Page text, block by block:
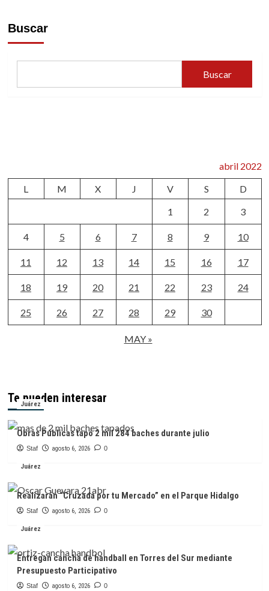
Buscar
Buscar
abril 2022
L
M X J V S
D
1
2 3
4 5 6 7 8 9 10
11 12 13 14 15 16 17
18 19 20 21 22 23 24
25 26 27 28 29 30
MAY »
Te pueden interesar
Juárez
Obras Públicas tapó 2 mil 284 baches durante julio
Staf agosto 6, 2026 0
Juárez
Realizarán “Cruzada por tu Mercado” en el Parque Hidalgo
Staf agosto 6, 2026 0
Juárez
Entregan cancha de handball en Torres del Sur mediante
Presupuesto Participativo
Staf agosto 6, 2026 0